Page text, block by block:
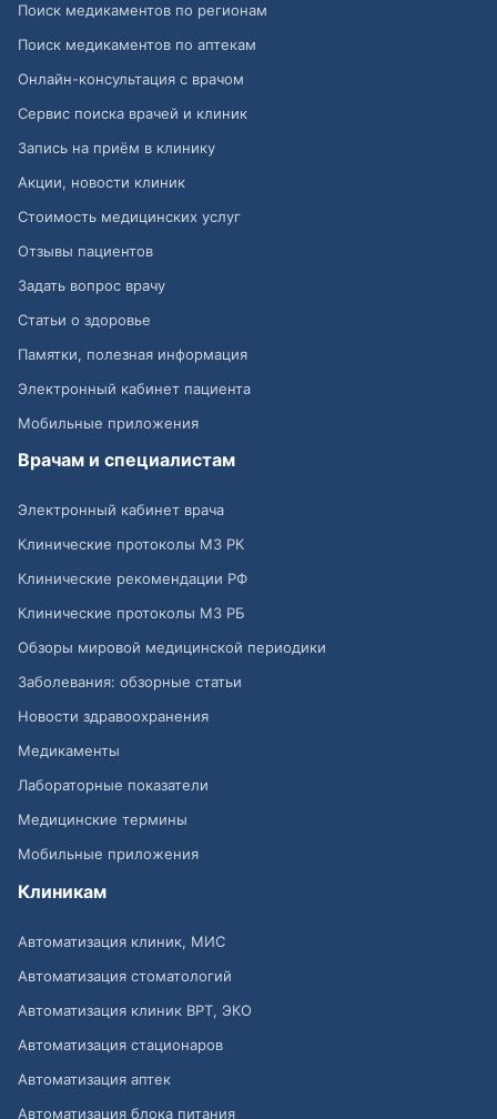
Поиск медикаментов по регионам
Поиск медикаментов по аптекам
Онлайн-консультация с врачом
Сервис поиска врачей и клиник
Запись на приём в клинику
Акции, новости клиник
Стоимость медицинских услуг
Отзывы пациентов
Задать вопрос врачу
Статьи о здоровье
Памятки, полезная информация
Электронный кабинет пациента
Мобильные приложения
Врачам и специалистам
Электронный кабинет врача
Клинические протоколы МЗ РК
Клинические рекомендации РФ
Клинические протоколы МЗ РБ
Обзоры мировой медицинской периодики
Заболевания: обзорные статьи
Новости здравоохранения
Медикаменты
Лабораторные показатели
Медицинские термины
Мобильные приложения
Клиникам
Автоматизация клиник, МИС
Автоматизация стоматологий
Автоматизация клиник ВРТ, ЭКО
Автоматизация стационаров
Автоматизация аптек
Автоматизация блока питания